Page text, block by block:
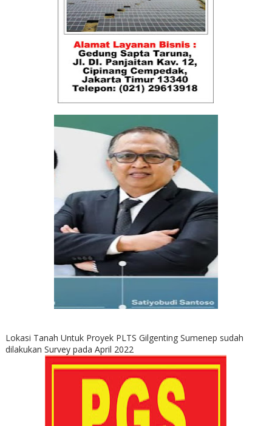
Lokasi Tanah Untuk Proyek PLTS Gilgenting Sumenep sudah
dilakukan Survey pada April 2022